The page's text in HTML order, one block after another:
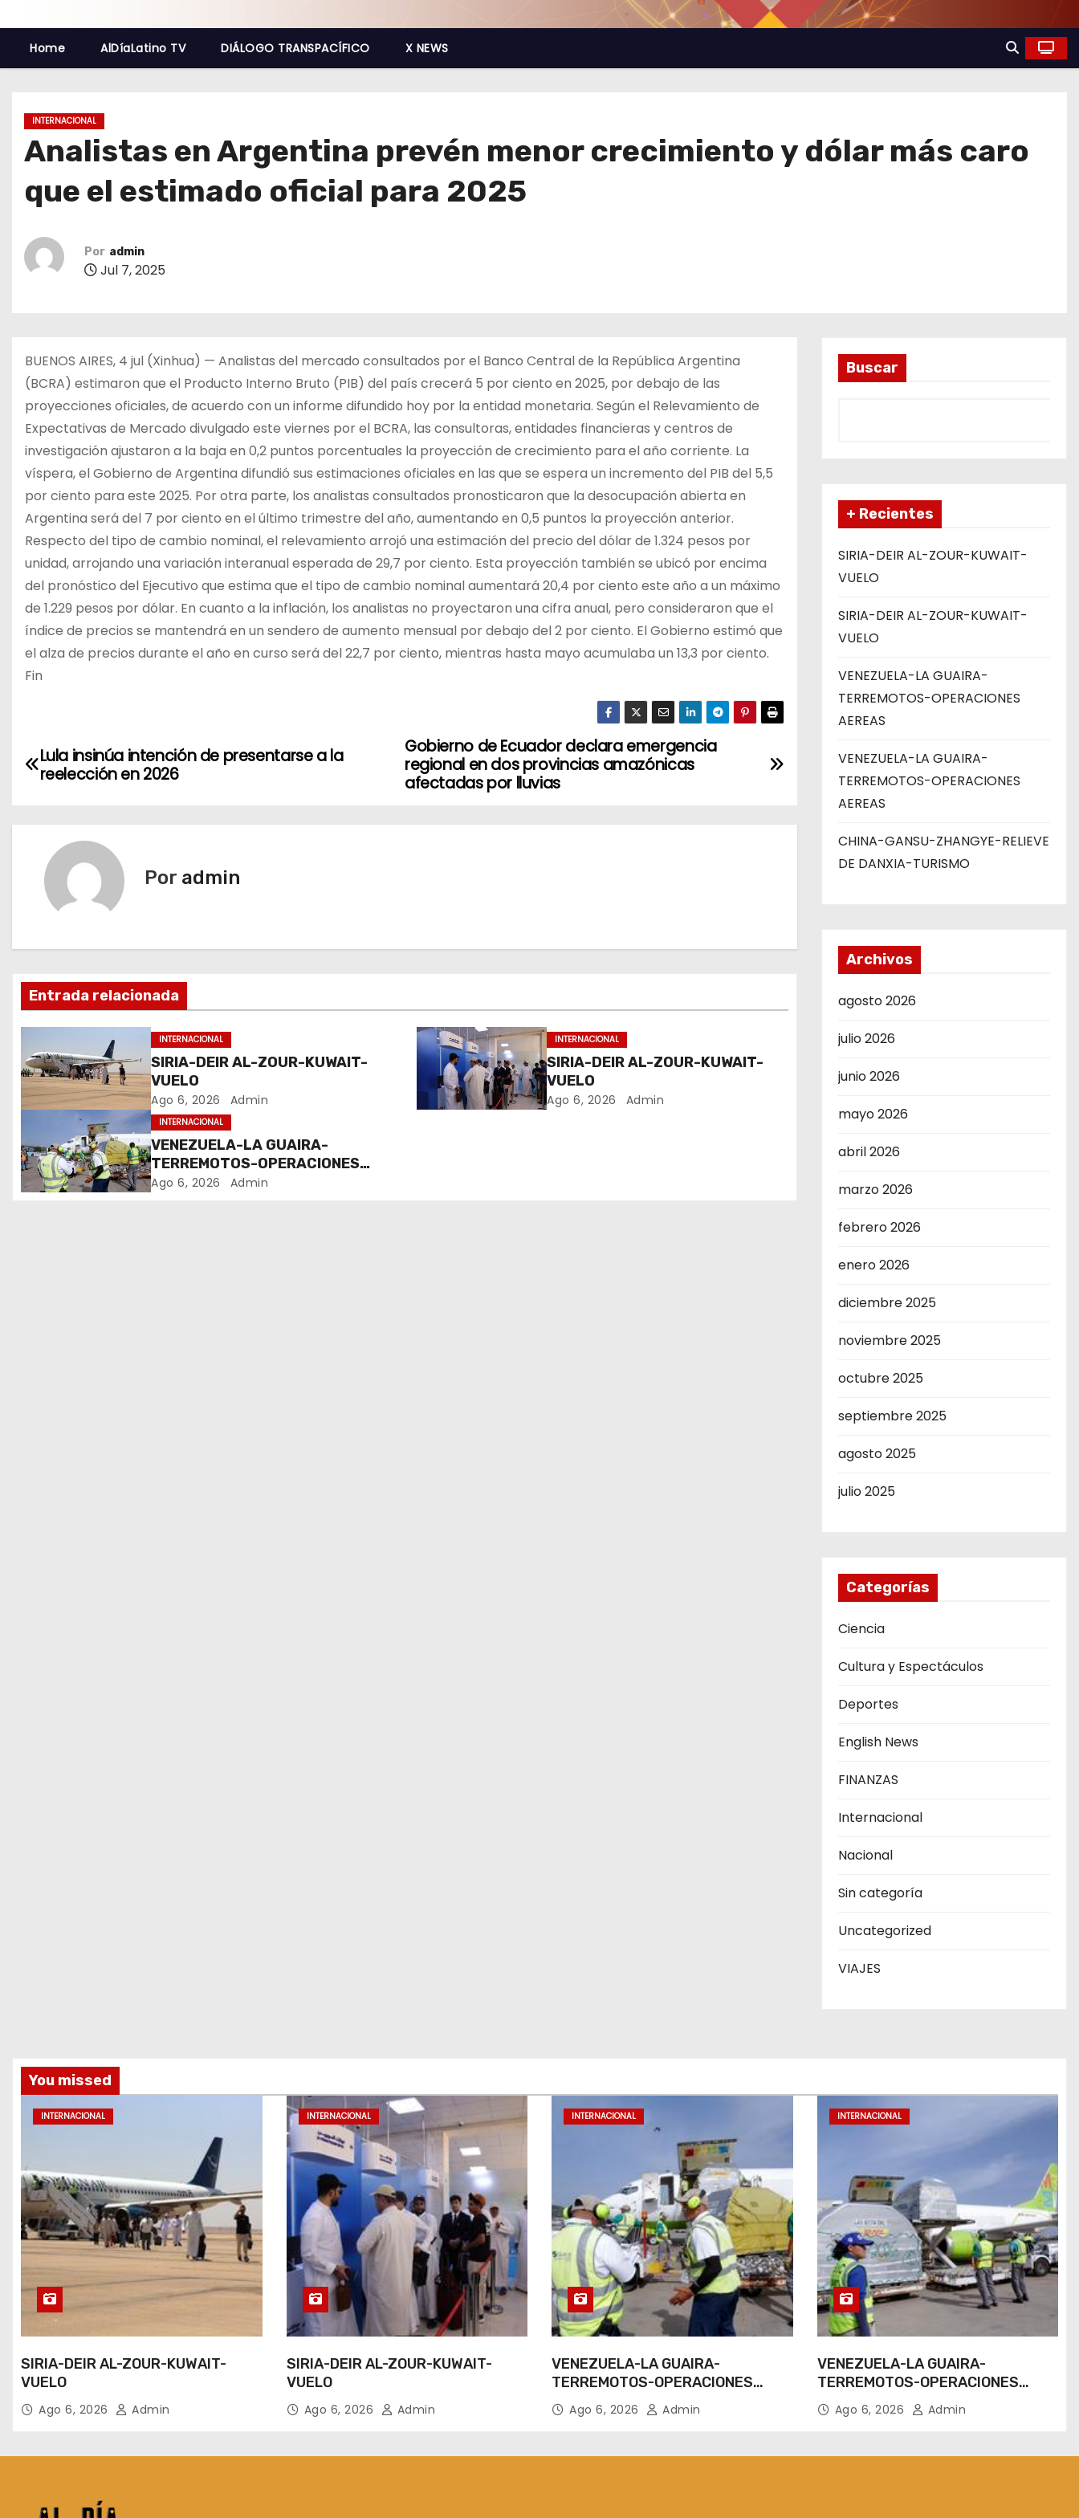
Home AlDíaLatino TV DIÁLOGO TRANSPACÍFICO X NEWS
INTERNACIONAL
Analistas en Argentina prevén menor crecimiento y dólar más caro
que el estimado oficial para 2025
Por admin
Jul 7, 2025
BUENOS AIRES, 4 jul (Xinhua) — Analistas del mercado consultados por el Banco Central de la República Argentina
(BCRA) estimaron que el Producto Interno Bruto (PIB) del país crecerá 5 por ciento en 2025, por debajo de las
proyecciones oficiales, de acuerdo con un informe difundido hoy por la entidad monetaria. Según el Relevamiento de
Expectativas de Mercado divulgado este viernes por el BCRA, las consultoras, entidades financieras y centros de
investigación ajustaron a la baja en 0,2 puntos porcentuales la proyección de crecimiento para el año corriente. La
víspera, el Gobierno de Argentina difundió sus estimaciones oficiales en las que se espera un incremento del PIB del 5,5
por ciento para este 2025. Por otra parte, los analistas consultados pronosticaron que la desocupación abierta en
Argentina será del 7 por ciento en el último trimestre del año, aumentando en 0,5 puntos la proyección anterior.
Respecto del tipo de cambio nominal, el relevamiento arrojó una estimación del precio del dólar de 1.324 pesos por
unidad, arrojando una variación interanual esperada de 29,7 por ciento. Esta proyección también se ubicó por encima
del pronóstico del Ejecutivo que estima que el tipo de cambio nominal aumentará 20,4 por ciento este año a un máximo
de 1.229 pesos por dólar. En cuanto a la inflación, los analistas no proyectaron una cifra anual, pero consideraron que el
índice de precios se mantendrá en un sendero de aumento mensual por debajo del 2 por ciento. El Gobierno estimó que
el alza de precios durante el año en curso será del 22,7 por ciento, mientras hasta mayo acumulaba un 13,3 por ciento.
Fin
N
v
c
i
ó
n
d
e
n
Gobierno de Ecuador declara emergencia
regional en dos provincias amazónicas
afectadas por lluvias
Lula insinúa intención de presentarse a la
reelección en 2026
Por admin
Entrada relacionada
INTERNACIONAL
SIRIA-DEIR AL-ZOUR-KUWAIT-
VUELO
Ago 6, 2026 Admin
INTERNACIONAL
SIRIA-DEIR AL-ZOUR-KUWAIT-
VUELO
Ago 6, 2026 Admin
INTERNACIONAL
VENEZUELA-LA GUAIRA-
TERREMOTOS-OPERACIONES
AEREAS
Ago 6, 2026 Admin
Buscar
+ Recientes
SIRIA-DEIR AL-ZOUR-KUWAIT-
VUELO
SIRIA-DEIR AL-ZOUR-KUWAIT-
VUELO
VENEZUELA-LA GUAIRA-
TERREMOTOS-OPERACIONES
AEREAS
VENEZUELA-LA GUAIRA-
TERREMOTOS-OPERACIONES
AEREAS
CHINA-GANSU-ZHANGYE-RELIEVE
DE DANXIA-TURISMO
Archivos
agosto 2026
julio 2026
junio 2026
mayo 2026
abril 2026
marzo 2026
febrero 2026
enero 2026
diciembre 2025
noviembre 2025
octubre 2025
septiembre 2025
agosto 2025
julio 2025
Categorías
Ciencia
Cultura y Espectáculos
Deportes
English News
FINANZAS
Internacional
Nacional
Sin categoría
Uncategorized
VIAJES
You missed
INTERNACIONAL
SIRIA-DEIR AL-ZOUR-KUWAIT-
VUELO
Ago 6, 2026 Admin
INTERNACIONAL
SIRIA-DEIR AL-ZOUR-KUWAIT-
VUELO
Ago 6, 2026 Admin
INTERNACIONAL
VENEZUELA-LA GUAIRA-
TERREMOTOS-OPERACIONES
AEREAS
Ago 6, 2026 Admin
INTERNACIONAL
VENEZUELA-LA GUAIRA-
TERREMOTOS-OPERACIONES
AEREAS
Ago 6, 2026 Admin